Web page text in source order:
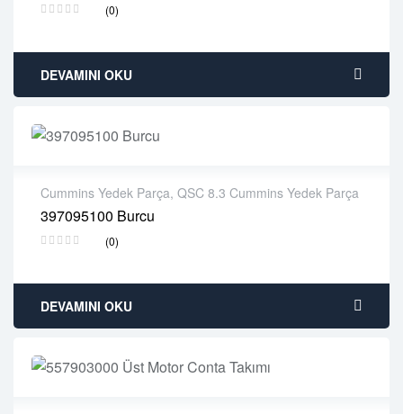
(0)
Delivery time: 1-2 business days
DEVAMINI OKU
Cummins Yedek Parça, QSC 8.3 Cummins Yedek Parça
397095100 Burcu
(0)
2 years warranty
Delivery time: 1-2 business days
DEVAMINI OKU